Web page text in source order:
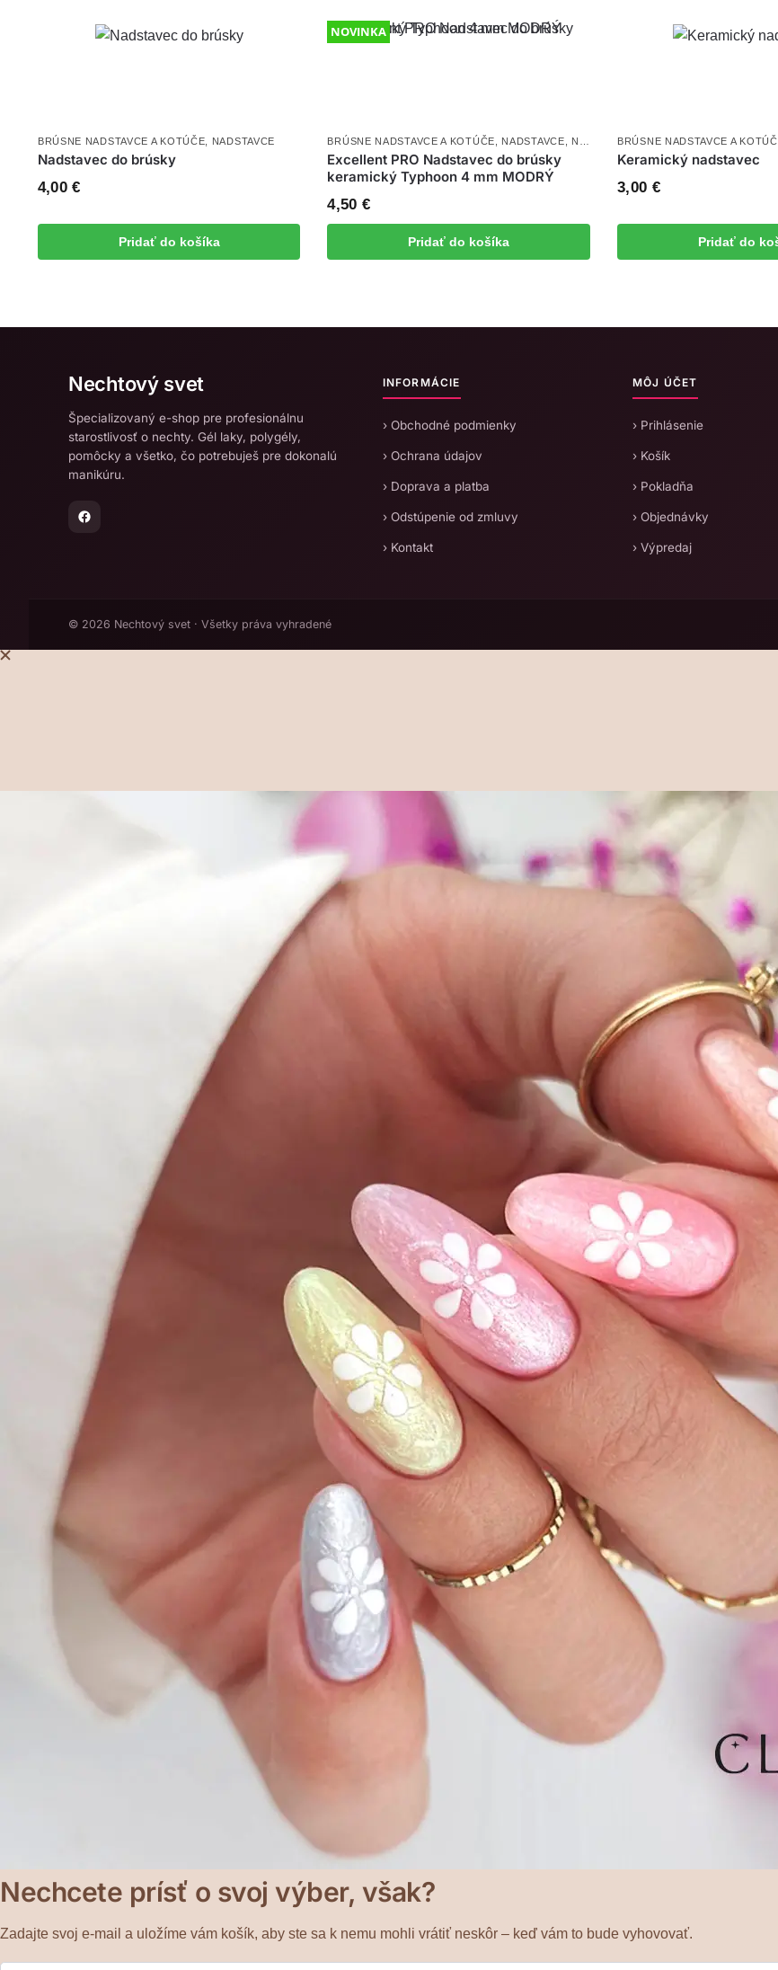
BRÚSNE NADSTAVCE A KOTÚČE NADSTAVCE
Nadstavec do brúsky
4,00€
Pridať do košíka
NOVINKA
BRÚSNE NADSTAVCE A KOTÚČE NADSTAVCE NOVINKY
Excellent PRO Nadstavec do brúsky
keramický Typhoon 4 mm MODRÝ
4,50 €
Pridať do košíka
BRÚSNE NADSTAVCE A
Keramický nadstavec
3,00 €
Pridať do
Nechtový svet
Špecializovaný e-shop pre profesionálnu
starostlivosť o nechty. Gél laky, polygély,
pomôcky a všetko, čo potrebuješ pre dokonalú
manikúru.
INFORMÁCIE
› Obchodné podmienky
› Ochrana údajov
› Doprava a platba
› Odstúpenie od zmluvy
› Kontakt
MÔJ ÚČET
› Prihlásenie
› Košík
› Pokladňa
› Objednávky
› Výpredaj
© 2026 Nechtový svet · Všetky práva vyhradené
Nechcete prísť o svoj výber, však?
Zadajte svoj e-mail a uložíme vám košík, aby ste sa k nemu mohli vrátiť neskôr – keď vám to bude vyhovovať.